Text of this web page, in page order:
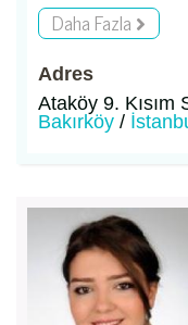
Daha Fazla
Adres
Ataköy 9.
Bakırköy /